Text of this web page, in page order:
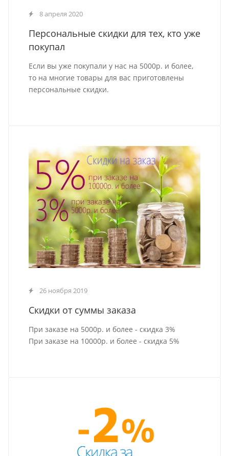
8 апреля 2020
Персональные скидки для тех, кто уже
покупал
Если вы уже покупали у нас на 5000р. и более,
то на многие товары для вас приготовлены
персональные скидки.
26 ноября 2019
Скидки от суммы заказа
При заказе на 5000р. и более - скидка 3%
При заказе на 10000р. и более - скидка 5%